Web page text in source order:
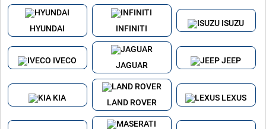
HYUNDAI INFINITI
ISUZU
IVECO
JAGUAR
JEEP
KIA
LAND ROVER
LEXUS